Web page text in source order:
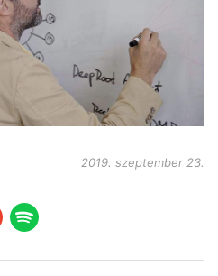
2019. szeptember 23.